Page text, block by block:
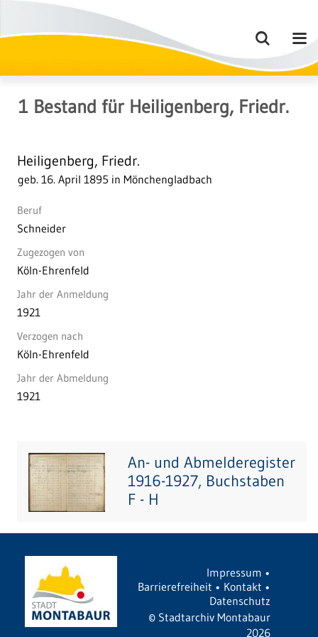
1 Bestand für Heiligenberg, Friedr.
Heiligenberg, Friedr.
geb. 16. April 1895 in Mönchengladbach
Beruf
Schneider
Zugezogen von
Köln-Ehrenfeld
Jahr der Anmeldung
1921
Verzogen nach
Köln-Ehrenfeld
Jahr der Abmeldung
1921
An- und Abmelderegister
1916-1927, Buchstaben
F - H
Impressum •
Barrierefreiheit • Kontakt •
Datenschutz
© Stadtarchiv Montabaur
2026